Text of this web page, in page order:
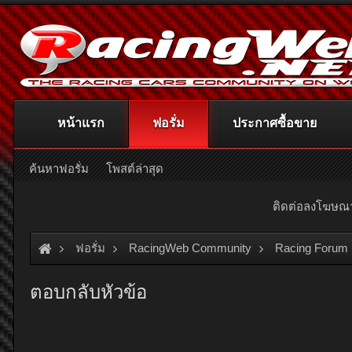
ติดต่อลงโฆษ
ฟอรั่ม RacingWeb Community Racing
ตอบกลับหัวข้อ
หน้าแรก ฟอรั่ม
ค้นหาฟอรั่ม โพสต์ล่าสุด
ประกาศซื้อขาย